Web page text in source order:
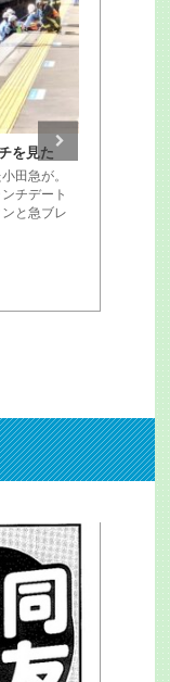
セミナ
神田
カ
写真
の動